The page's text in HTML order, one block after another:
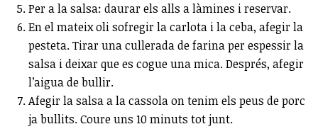
Per a la salsa: daurar els alls a làmines i reservar.
En el mateix oli sofregir la carlota i la ceba, afegir la
pesteta. Tirar una cullerada de farina per espessir la
salsa i deixar que es cogue una mica. Després, afegir
l’aigua de bullir.
Afegir la salsa a la cassola on tenim els peus de porc
ja bullits. Coure uns 10 minuts tot junt.